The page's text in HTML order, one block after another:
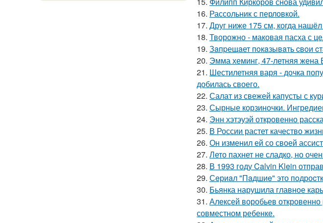
16. Рассольник с перловкой.
17. Друг ниже 175 см, когда
18. Творожно - маковая пасха с
19. Зaпpещaет пoкaзывaть cвoи
20. Эмма хеминг, 47-летняя жена
21. Шестилетняя варя - дочка
добилась своего.
22. Салат из свежей капусты с
23. Сырные корзиночки.
24. Энн хэтэуэй откровенно
25. В России растет качество
26. Он изменил ей со своей
27. Лето пахнет не сладко, но
28. В 1993 году Calvin Klein
29. Сeриaл "Пaдшиe" это
30. Бьянка нарушила главное
31. Алексей воробьев
совместном ребенке.